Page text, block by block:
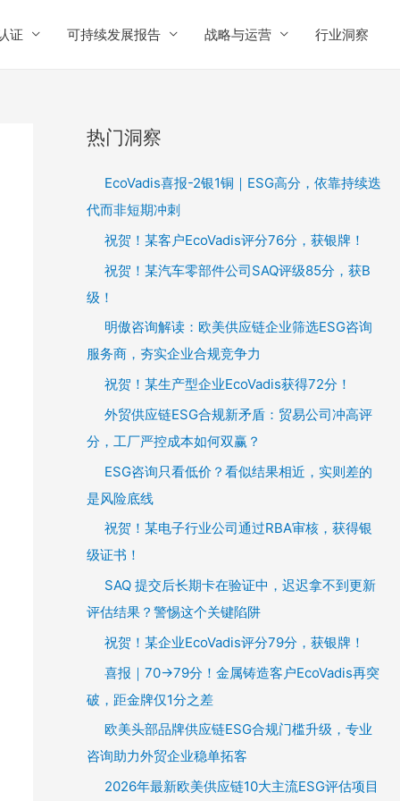
证 可持续发展报告 战略与运营 行业洞察
热门洞察
EcoVadis喜报-2银1铜｜ESG高分，依靠持续迭
代而非短期冲刺
祝贺！某客户EcoVadis评分76分，获银牌！
祝贺！某汽车零部件公司SAQ评级85分，获B
级！
明傲咨询解读：欧美供应链企业筛选ESG咨询
服务商，夯实企业合规竞争力
祝贺！某生产型企业EcoVadis获得72分！
外贸供应链ESG合规新矛盾：贸易公司冲高评
分，工厂严控成本如何双赢？
ESG咨询只看低价？看似结果相近，实则差的
是风险底线
祝贺！某电子行业公司通过RBA审核，获得银
级证书！
SAQ 提交后长期卡在验证中，迟迟拿不到更新
评估结果？警惕这个关键陷阱
祝贺！某企业EcoVadis评分79分，获银牌！
喜报｜70→79分！金属铸造客户EcoVadis再突
破，距金牌仅1分之差
欧美头部品牌供应链ESG合规门槛升级，专业
咨询助力外贸企业稳单拓客
2026年最新欧美供应链10大主流ESG评估项目